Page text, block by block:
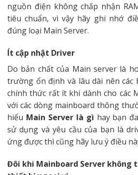
nguồn điện không chấp nhận
tiêu chuẩn, vì vậy hãy ghi nhớ
đúng loại Main Server.
Ít cập nhật Driver
Do bản chất của Main server là
trường ổn định và lâu dài nên các
chính thức rất ít khi dành cho các
với các dòng mainboard thông
hiểu Main Server là gì hay bạn
sử dụng và yêu cầu của bạn là
ứng được thì cũng hãy lưu ý điều
Đôi khi Mainboard Server không